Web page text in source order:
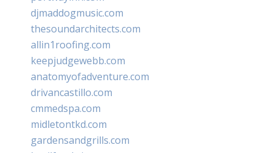
djmaddogmusic.com
thesoundarchitects.com
allin1roofing.com
keepjudgewebb.com
anatomyofadventure.com
drivancastillo.com
cmmedspa.com
midletontkd.com
gardensandgrills.com